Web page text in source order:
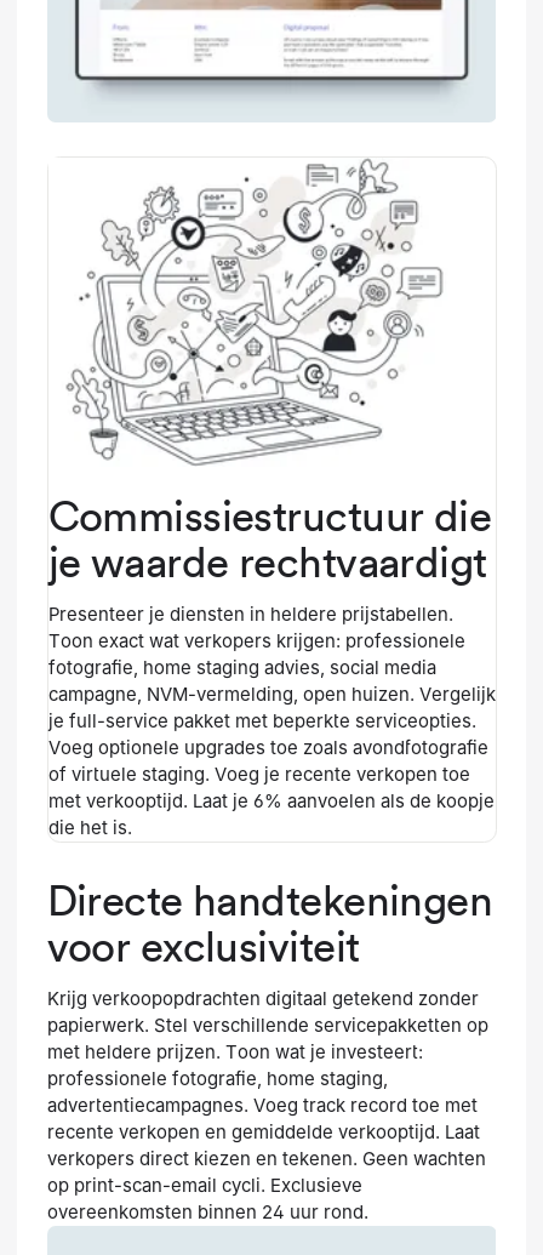
Commissiestructuur die
je waarde rechtvaardigt
Presenteer je diensten in heldere prijstabellen.
Toon exact wat verkopers krijgen: professionele
fotografie, home staging advies, social media
campagne, NVM-vermelding, open huizen. Vergelijk
je full-service pakket met beperkte serviceopties.
Voeg optionele upgrades toe zoals avondfotografie
of virtuele staging. Voeg je recente verkopen toe
met verkooptijd. Laat je 6% aanvoelen als de koopje
die het is.
Directe handtekeningen
voor exclusiviteit
Krijg verkoopopdrachten digitaal getekend zonder
papierwerk. Stel verschillende servicepakketten op
met heldere prijzen. Toon wat je investeert:
professionele fotografie, home staging,
advertentiecampagnes. Voeg track record toe met
recente verkopen en gemiddelde verkooptijd. Laat
verkopers direct kiezen en tekenen. Geen wachten
op print-scan-email cycli. Exclusieve
overeenkomsten binnen 24 uur rond.